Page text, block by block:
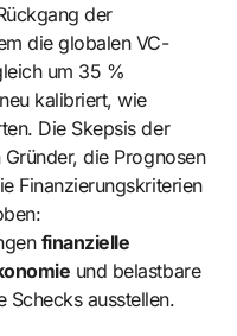
der
die globalen VC-
um 35 %
kalibriert, wie
Die Skepsis der
die Prognosen
Finanzierungskriterien
finanzielle
und belastbare
Schecks ausstellen.